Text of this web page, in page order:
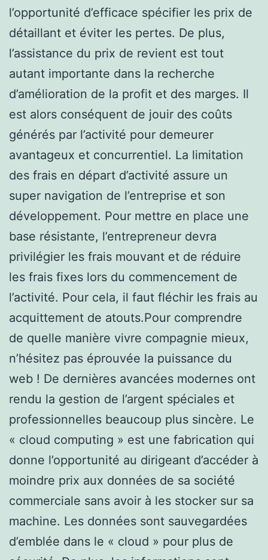
l’opportunité d’efficace spécifier les prix de
détaillant et éviter les pertes. De plus,
l’assistance du prix de revient est tout
autant importante dans la recherche
d’amélioration de la profit et des marges. Il
est alors conséquent de jouir des coûts
générés par l’activité pour demeurer
avantageux et concurrentiel. La limitation
des frais en départ d’activité assure un
super navigation de l’entreprise et son
développement. Pour mettre en place une
base résistante, l’entrepreneur devra
privilégier les frais mouvant et de réduire
les frais fixes lors du commencement de
l’activité. Pour cela, il faut fléchir les frais au
acquittement de atouts.Pour comprendre
de quelle manière vivre compagnie mieux,
n’hésitez pas éprouvée la puissance du
web ! De dernières avancées modernes ont
rendu la gestion de l’argent spéciales et
professionnelles beaucoup plus sincère. Le
« cloud computing » est une fabrication qui
donne l’opportunité au dirigeant d’accéder à
moindre prix aux données de sa société
commerciale sans avoir à les stocker sur sa
machine. Les données sont sauvegardées
d’emblée dans le « cloud » pour plus de